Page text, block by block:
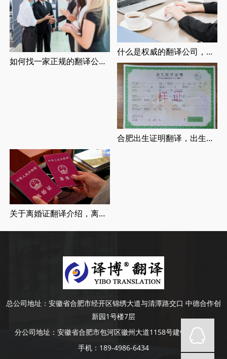
如何找一家正规的翻译公司，找正规翻译公司有哪些要求
什么是权威的翻译公司，正规翻译公司介绍
合肥出生证明翻译，出生证明翻译认证流程
关于离婚证翻译介绍，离婚证翻译流程
总公司地址： 安徽省合肥市经开区锦绣大道与清潭路交口 中德合作创
新园1号楼7层
分公司地址： 安徽省合肥市包河区徽州大道1158号建银大厦4楼
手机： 189-4986-6434